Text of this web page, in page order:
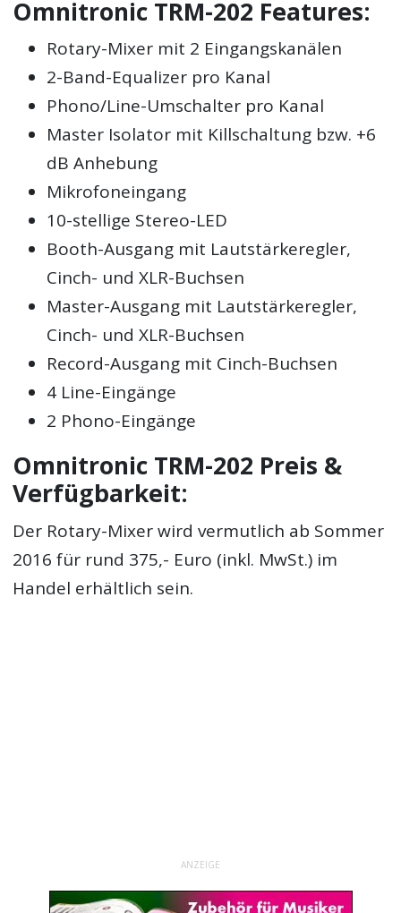
Omnitronic TRM-202 Features:
Rotary-Mixer mit 2 Eingangskanälen
2-Band-Equalizer pro Kanal
Phono/Line-Umschalter pro Kanal
Master Isolator mit Killschaltung bzw. +6
dB Anhebung
Mikrofoneingang
10-stellige Stereo-LED
Booth-Ausgang mit Lautstärkeregler,
Cinch- und XLR-Buchsen
Master-Ausgang mit Lautstärkeregler,
Cinch- und XLR-Buchsen
Record-Ausgang mit Cinch-Buchsen
4 Line-Eingänge
2 Phono-Eingänge
Omnitronic TRM-202 Preis &
Verfügbarkeit:
Der Rotary-Mixer wird vermutlich ab Sommer
2016 für rund 375,- Euro (inkl. MwSt.) im
Handel erhältlich sein.
ANZEIGE